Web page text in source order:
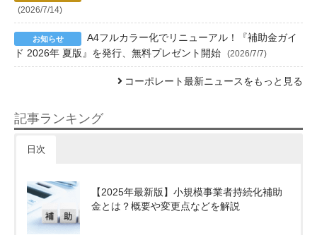
(2026/7/14)
A4フルカラー化でリニューアル！『補助金ガイ
ド 2026年 夏版』を発行、無料プレゼント開始
(2026/7/7)
コーポレート最新ニュースをもっと見る
記事ランキング
日次
【2025年最新版】小規模事業者持続化補助
金とは？概要や変更点などを解説